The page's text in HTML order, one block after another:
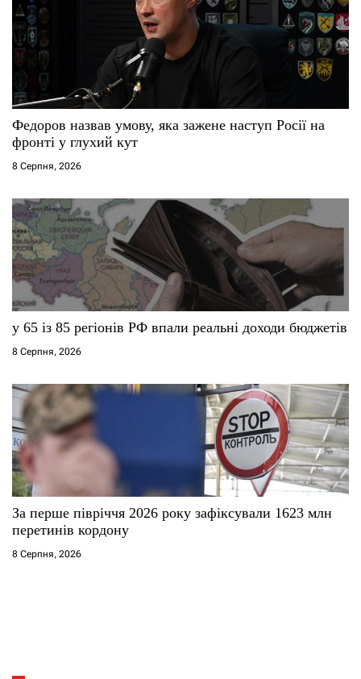
Федоров назвав умову, яка зажене наступ Росії на
фронті у глухий кут
8 Серпня, 2026
у 65 із 85 регіонів РФ впали реальні доходи бюджетів
8 Серпня, 2026
За перше півріччя 2026 року зафіксували 1623 млн
перетинів кордону
8 Серпня, 2026